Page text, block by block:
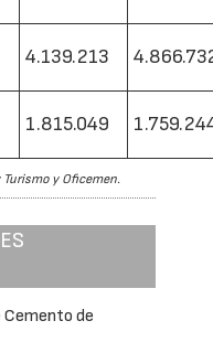
4.139.213
1.815.049
y Oficemen.
Cemento de